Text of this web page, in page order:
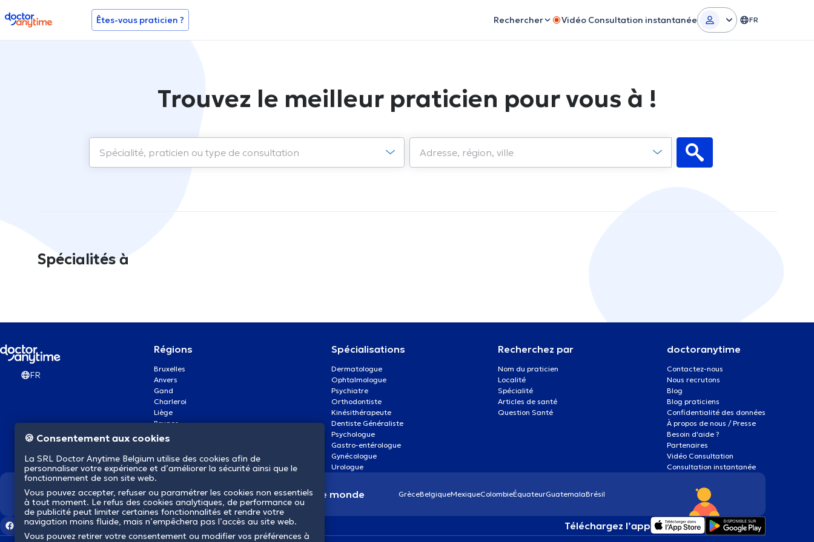
doctoranytime Êtes-vous praticien ? Rechercher Vidéo Consultation instantanée FR
Trouvez le meilleur praticien pour vous à !
Spécialités à
FR
Régions
Bruxelles
Anvers
Gand
Charleroi
Liège
Bruges
Namur
Mons
Aalst Flandre-Orientale
Spécialisations
Dermatologue
Ophtalmologue
Psychiatre
Orthodontiste
Kinésithérapeute
Dentiste Généraliste
Psychologue
Gastro-entérologue
Gynécologue
Urologue
Recherchez par
Nom du praticien
Localité
Spécialité
Articles de santé
Question Santé
doctoranytime
Contactez-nous
Nous recrutons
Blog
Blog praticiens
Confidentialité des données
À propos de nous / Presse
Besoin d'aide ?
Partenaires
Vidéo Consultation
Consultation instantanée
Nous révolutionnons la santé dans le monde GrèceBelgiqueMexiqueColombieÉquateurGuatemalaBrésil
Téléchargez l’app
🍪 Consentement aux cookies
La SRL Doctor Anytime Belgium utilise des cookies afin de
personnaliser votre expérience et d’améliorer la sécurité ainsi que le
fonctionnement de son site web.
Vous pouvez accepter, refuser ou paramétrer les cookies non essentiels
à tout moment. Le refus des cookies analytiques, de performance ou
de publicité peut limiter certaines fonctionnalités et rendre votre
navigation moins fluide, mais n’empêchera pas l’accès au site web.
Vous pouvez retirer votre consentement ou modifier vos préférences à